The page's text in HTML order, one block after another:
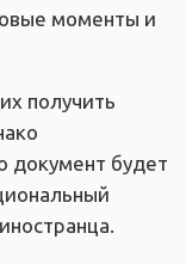
моменты и
получить
документ будет